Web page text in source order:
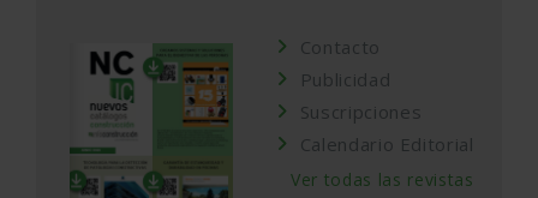
Contacto
Publicidad
Suscripciones
Calendario Editorial
Ver todas las revistas